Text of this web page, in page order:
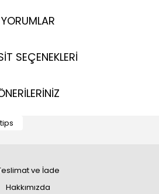
YORUMLAR
SEÇENEKLERİ
ve İade
Hakkımızda